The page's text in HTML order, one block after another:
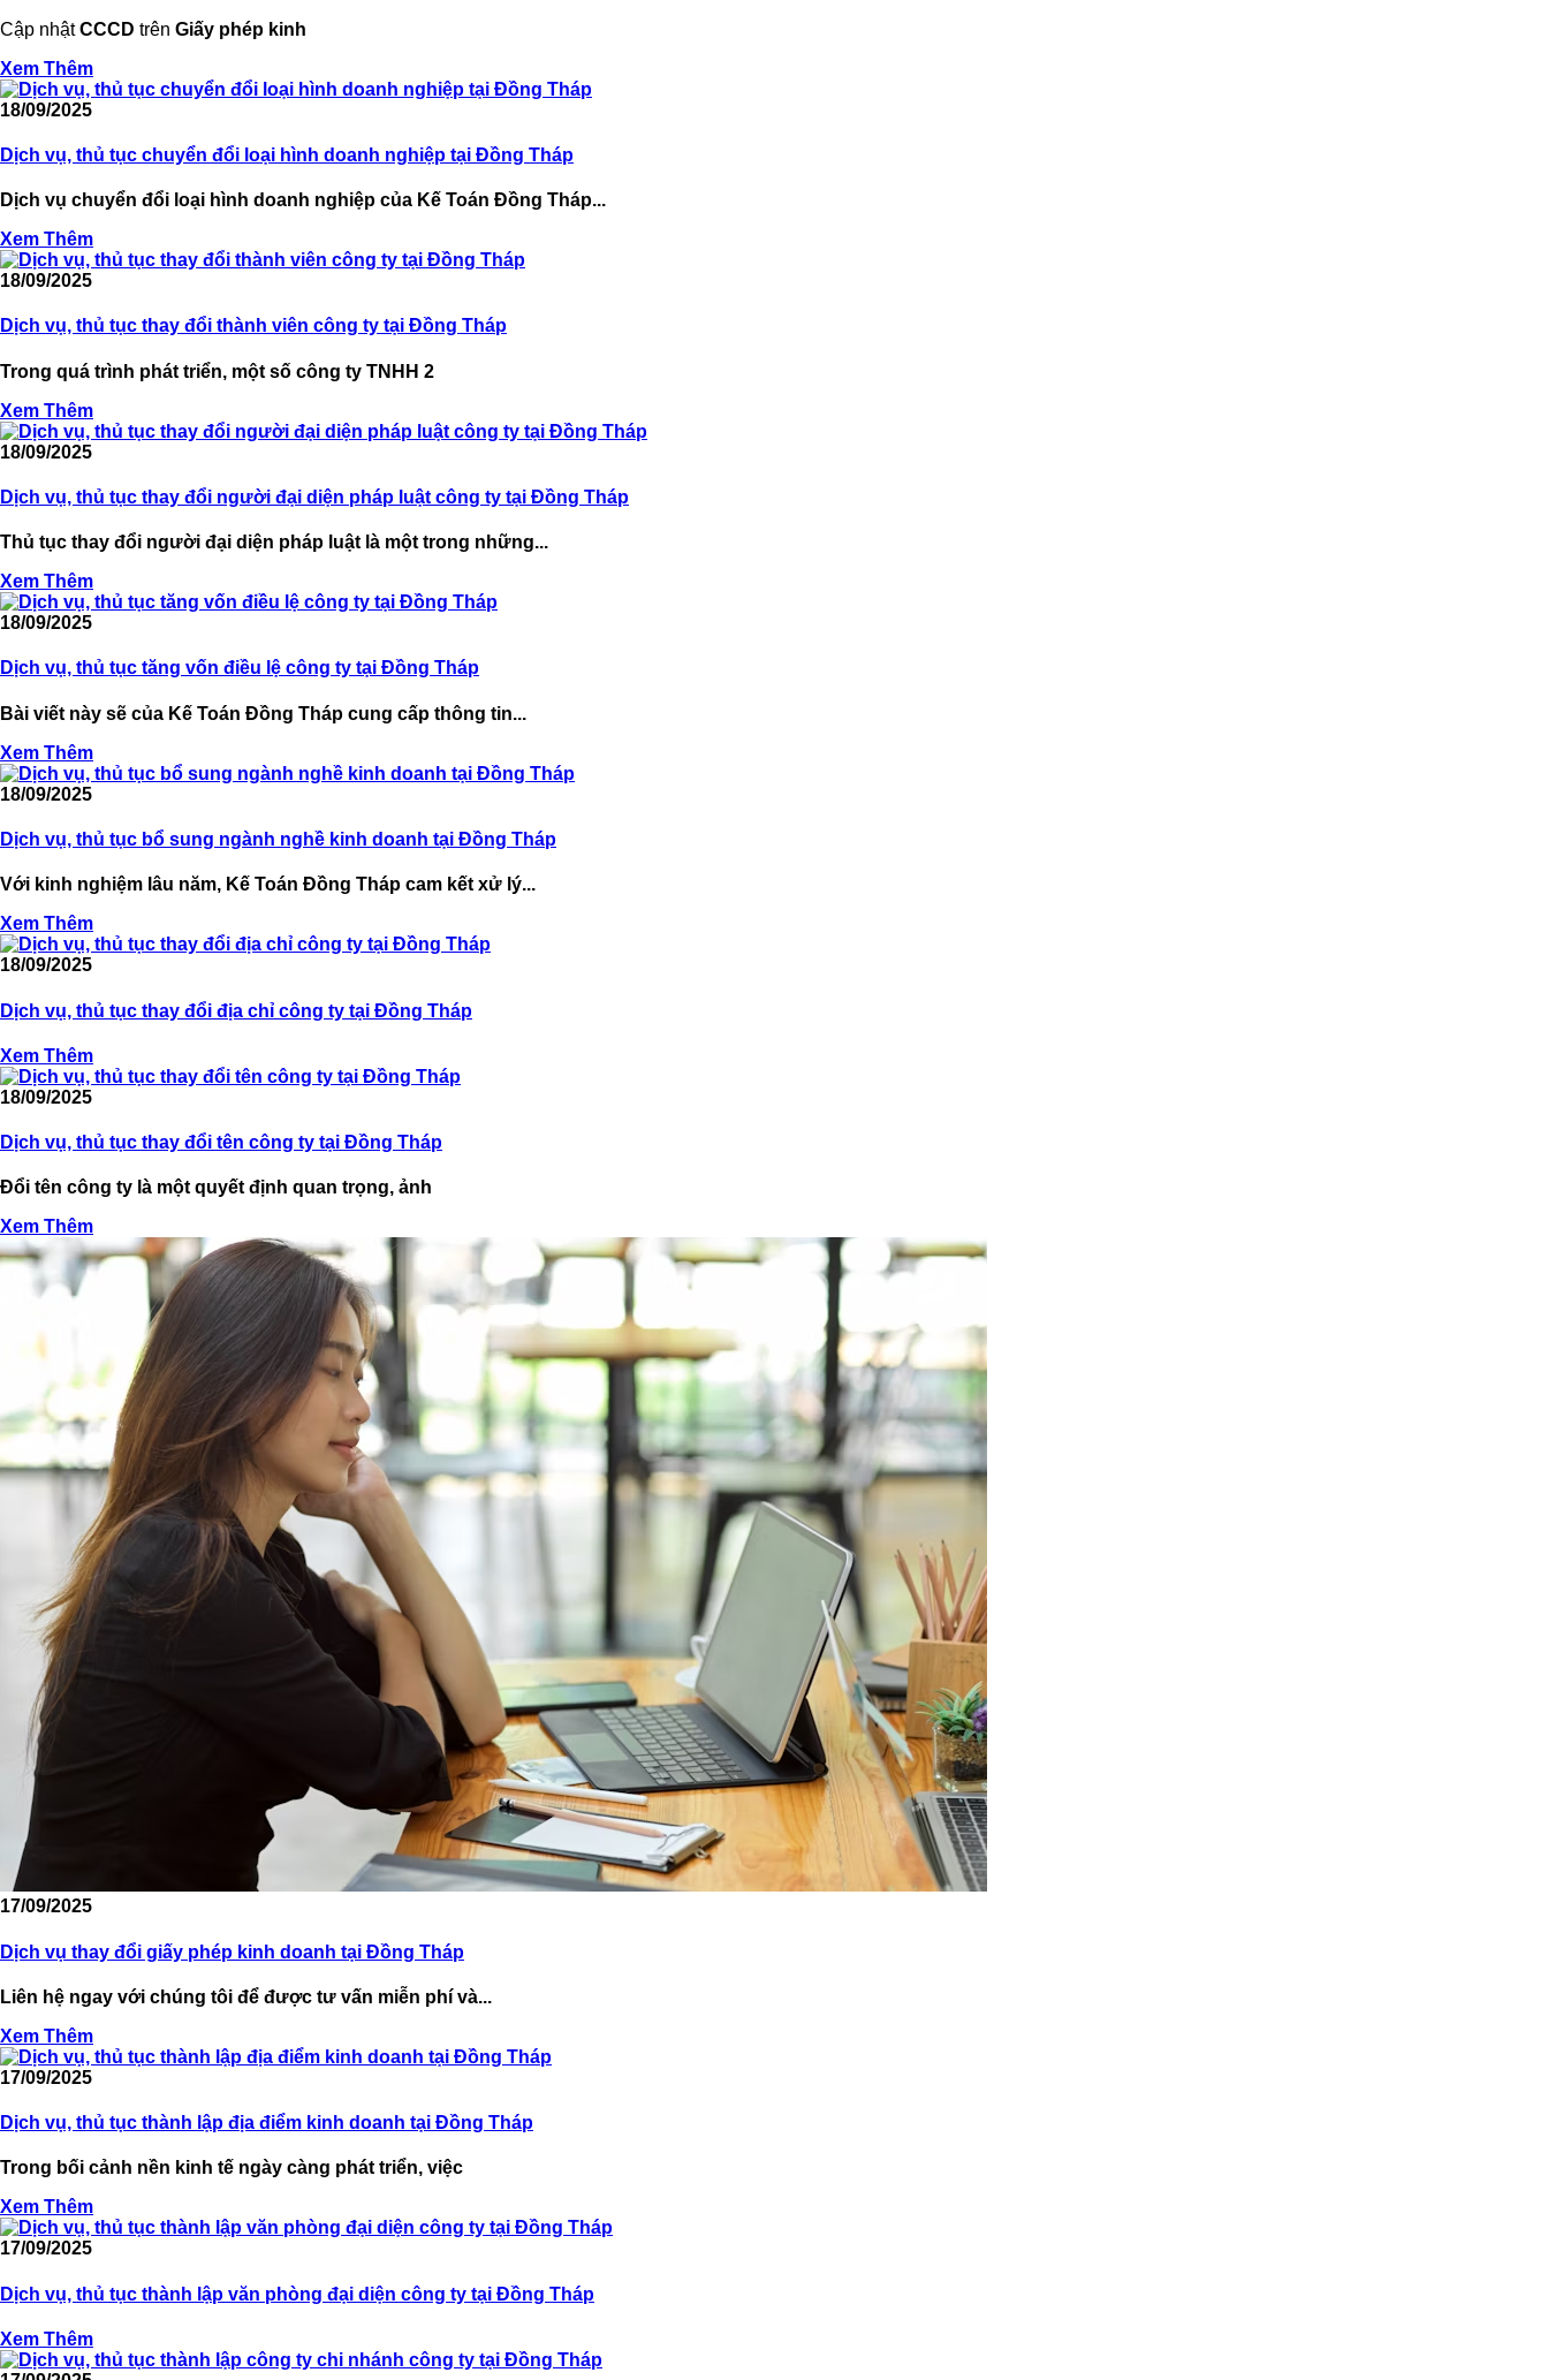
Cập nhậtCCCD trên Giấy phép kinh
Xem Thêm
18/09/2025
Dịch vụ, thủ tục chuyển đổi loại hình doanh nghiệp tại Đồng Tháp
Dịch vụ chuyển đổi loại hình doanh nghiệp của Kế Toán Đồng Tháp...
Xem Thêm
18/09/2025
Dịch vụ, thủ tục thay đổi thành viên công ty tại Đồng Tháp
Trong quá trình phát triển, một số công ty TNHH 2
Xem Thêm
18/09/2025
Dịch vụ, thủ tục thay đổi người đại diện pháp luật công ty tại Đồng Tháp
Thủ tục thay đổi người đại diện pháp luật là một trong những...
Xem Thêm
18/09/2025
Dịch vụ, thủ tục tăng vốn điều lệ công ty tại Đồng Tháp
Bài viết này sẽ của Kế Toán Đồng Tháp cung cấp thông tin...
Xem Thêm
18/09/2025
Dịch vụ, thủ tục bổ sung ngành nghề kinh doanh tại Đồng Tháp
Với kinh nghiệm lâu năm, Kế Toán Đồng Tháp cam kết xử lý...
Xem Thêm
18/09/2025
Dịch vụ, thủ tục thay đổi địa chỉ công ty tại Đồng Tháp
Xem Thêm
18/09/2025
Dịch vụ, thủ tục thay đổi tên công ty tại Đồng Tháp
Đổi tên công ty là một quyết định quan trọng, ảnh
Xem Thêm
17/09/2025
Dịch vụ thay đổi giấy phép kinh doanh tại Đồng Tháp
Liên hệ ngay với chúng tôi để được tư vấn miễn phí và...
Xem Thêm
17/09/2025
Dịch vụ, thủ tục thành lập địa điểm kinh doanh tại Đồng Tháp
Trong bối cảnh nền kinh tế ngày càng phát triển, việc
Xem Thêm
17/09/2025
Dịch vụ, thủ tục thành lập văn phòng đại diện công ty tại Đồng Tháp
Xem Thêm